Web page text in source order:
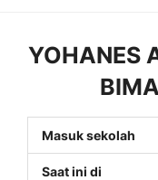
YOHANES
Masuk sekolah
Saat ini di